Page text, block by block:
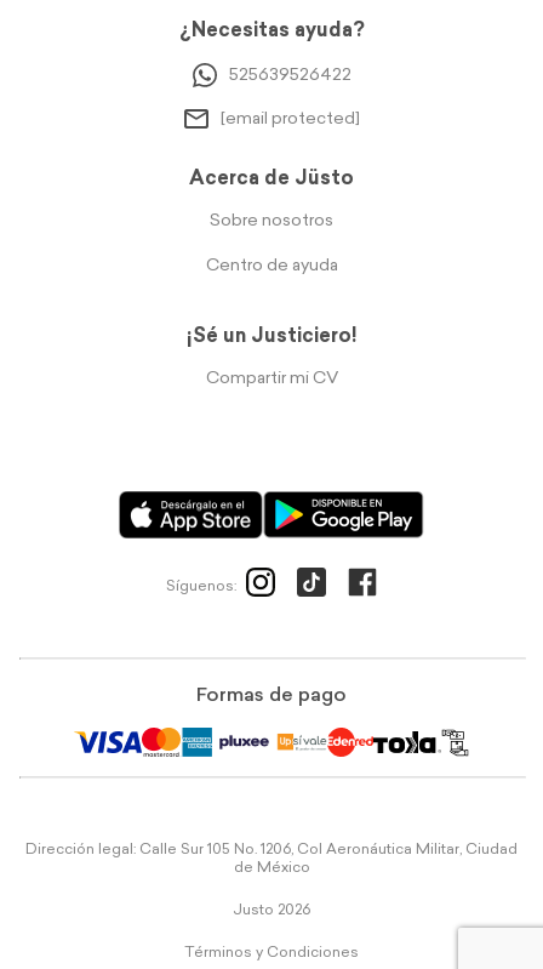
¿Necesitas ayuda?
525639526422
[email protected]
Acerca de Jüsto
Sobre nosotros
Centro de ayuda
¡Sé un Justiciero!
Compartir mi CV
Síguenos:
Formas de pago
Dirección legal: Calle Sur 105 No. 1206, Col Aeronáutica Militar, Ciudad
de México
Justo 2026
Términos y Condiciones